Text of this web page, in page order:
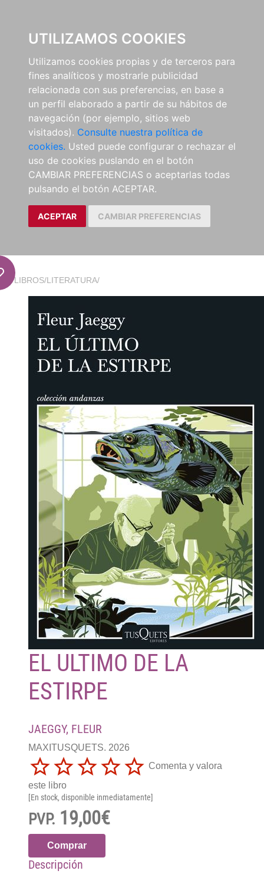
UTILIZAMOS COOKIES
Utilizamos cookies propias y de terceros para
fines analíticos y mostrarle publicidad
relacionada con sus preferencias, en base a
un perfil elaborado a partir de su hábitos de
navegación (por ejemplo, sitios web
visitados). Consulte nuestra política de
cookies. Usted puede configurar o rechazar el
uso de cookies puslando en el botón
CAMBIAR PREFERENCIAS o aceptarlas todas
pulsando el botón ACEPTAR.
ACEPTAR CAMBIAR PREFERENCIAS
LIBROS/LITERATURA/
EL ULTIMO DE LA
ESTIRPE
JAEGGY, FLEUR
MAXITUSQUETS. 2026
Comenta y valora
este libro
[En stock, disponible inmediatamente]
PVP. 19,00€
Comprar
Descripción